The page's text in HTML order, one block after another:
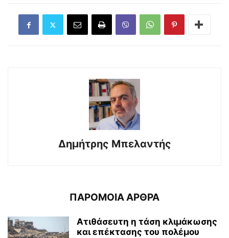
Δημήτρης Μπελαντής
ΠΑΡΟΜΟΙΑ ΑΡΘΡΑ
Ατιθάσευτη η τάση κλιμάκωσης
και επέκτασης του πολέμου